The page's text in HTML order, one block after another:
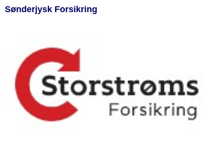
Sønderjysk Forsikring